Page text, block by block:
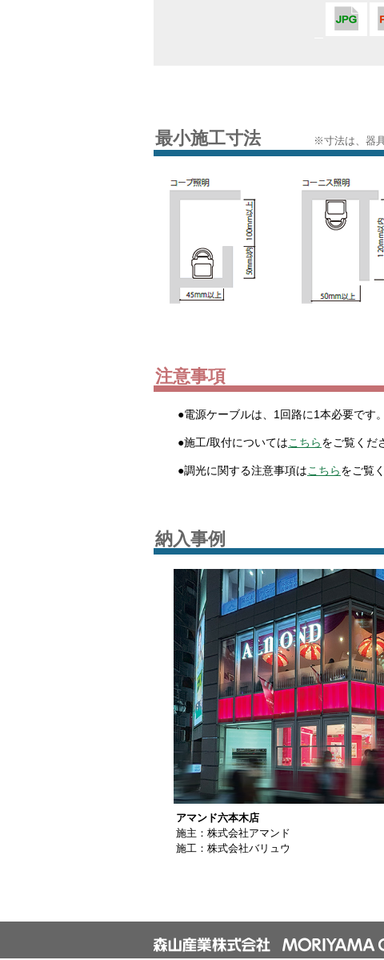
最小施工寸法 ※寸法は、器
注意事項
●電源ケーブルは、1回路に1本必要です。
●施工/取付についてはこちらをご覧くだ
●調光に関する注意事項はこちらをご覧
納入事例
アマンド六本木店
施主：株式会社アマンド
施工：株式会社バリュウ